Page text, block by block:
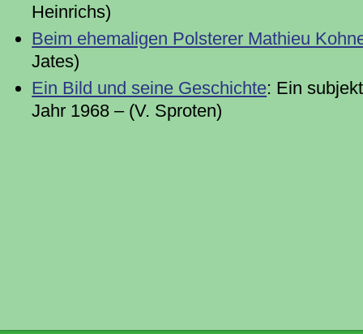
Heinrichs)
Beim ehemaligen Polsterer Mathieu
Jates)
Ein Bild und seine Geschichte: Ein
Jahr 1968 – (V. Sproten)